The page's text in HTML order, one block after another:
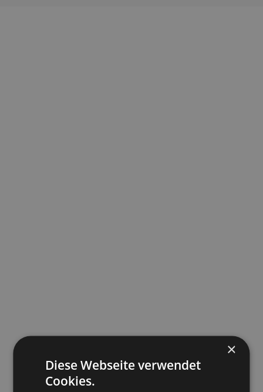
Die Kirche - ein Ort der Hoffnung in
×
Diese Webseite verwendet
Cookies.